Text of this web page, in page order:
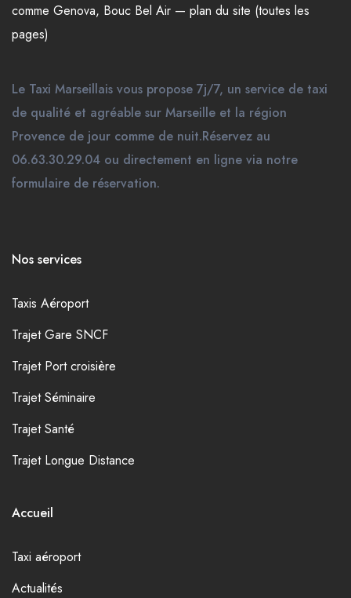
comme Genova, Bouc Bel Air — plan du site (toutes les
pages)
Le Taxi Marseillais vous propose 7j/7, un service de taxi
de qualité et agréable sur Marseille et la région
Provence de jour comme de nuit.Réservez au
06.63.30.29.04 ou directement en ligne via notre
formulaire de réservation.
Nos services
Taxis Aéroport
Trajet Gare SNCF
Trajet Port croisière
Trajet Séminaire
Trajet Santé
Trajet Longue Distance
Accueil
Taxi aéroport
Actualités